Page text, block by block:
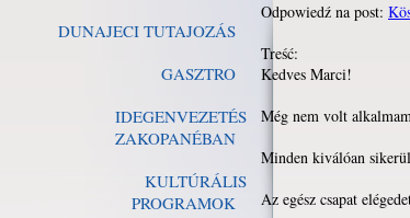
DUNAJECI TUTAJOZÁS
GASZTRO
IDEGENVEZETÉS
ZAKOPANÉBAN
KULTÚRÁLIS
PROGRAMOK
Odpowiedź na post:
Treść:
Kedves Marci!
Még nem volt
Minden kiválóan
Az egész csapat